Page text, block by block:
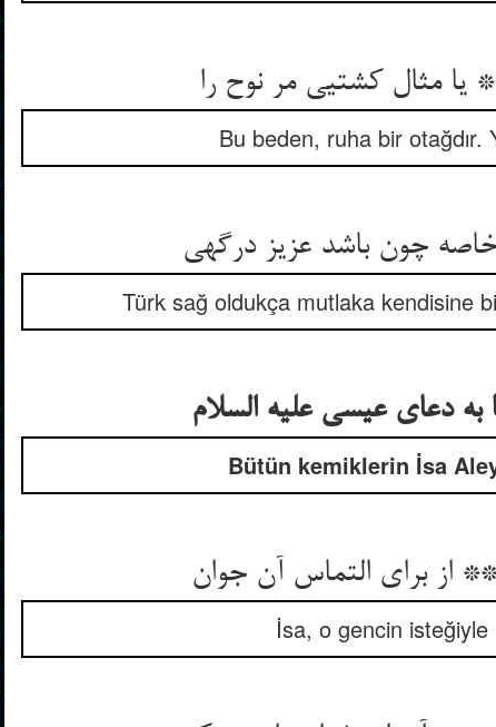
یا مثال کشتیی مر نوح را
Bu beden, ruha bir otağdır.
چون باشد عزیز درگهی‏
Türk sağ oldukça mutlaka kendisine
دعای عیسی علیه السلام
Bütün kemiklerin İsa
از برای التماس آن جوان‏
İsa, o gencin isteğiyle